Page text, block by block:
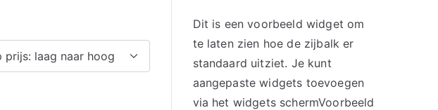
Dit is een voorbeeld widget om
te laten zien hoe de zijbalk er
standaard uitziet. Je kunt
aangepaste widgets toevoegen
via het widgets schermVoorbeeld